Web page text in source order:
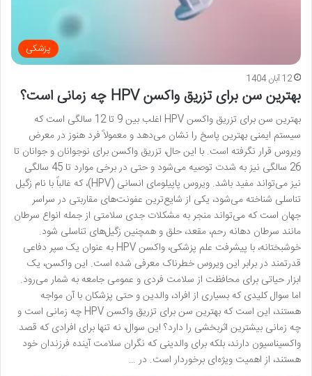
پزشکی
12 آبان 1404
بهترین سن برای تزریق واکسن HPV چه زمانی است؟
بهترین سن برای تزریق واکسن HPV اغلب بین 9 تا 12 سالگی است که
سیستم ایمنی بهترین پاسخ را نشان می‌دهد و معمولاً فرد هنوز در معرض
ویروس قرار نگرفته است. با این حال، تزریق واکسن برای نوجوانان و جوانان تا
26 سالگی نیز به شدت توصیه می‌شود و حتی در برخی موارد تا 45 سالگی
نیز می‌تواند مفید باشد. ویروس پاپیلومای انسانی (HPV)، که غالباً با نام زگیل
تناسلی شناخته می‌شود، یکی از شایع‌ترین عفونت‌های مقاربتی در سراسر
جهان است که می‌تواند منجر به مشکلات جدی سلامتی از جمله انواع سرطان
مانند سرطان دهانه رحم، مقعد، حلق و همچنین زگیل‌های تناسلی شود.
خوشبختانه، با پیشرفت علم پزشکی، واکسن HPV به عنوان یک سپر دفاعی
قدرتمند در برابر این ویروس خطرناک معرفی شده است. این واکسن، یک
ابزار حیاتی برای محافظت از سلامت فردی و عمومی جامعه به شمار می‌رود.
اما سوال کلیدی که بسیاری از افراد، والدین و حتی پزشکان با آن مواجه
هستند، این است که بهترین سن برای تزریق واکسن HPV چه زمانی است و
چه زمانی بیشترین اثربخشی را دارد؟ این سوال، نه تنها برای افرادی که قصد
واکسیناسیون دارند، بلکه برای والدینی که نگران سلامت آینده فرزندان خود
هستند، از اهمیت ویژه‌ای برخوردار است. در …